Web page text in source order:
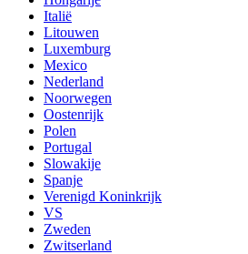
Italië
Litouwen
Luxemburg
Mexico
Nederland
Noorwegen
Oostenrijk
Polen
Portugal
Slowakije
Spanje
Verenigd Koninkrijk
VS
Zweden
Zwitserland